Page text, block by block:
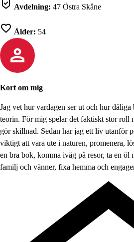
Avdelning: 47 Östra Skåne
Ålder: 54
Kort om mig
Jag vet hur vardagen ser ut och hur
teorin. För mig spelar det faktiskt stor roll
gör skillnad. Sedan har jag ett liv utanför
viktigt att vara ute i naturen, promenera,
en bra bok, komma iväg på resor, ta en öl
familj och vänner, fixa hemma och